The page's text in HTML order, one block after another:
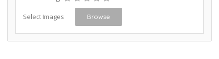
Select Images Browse